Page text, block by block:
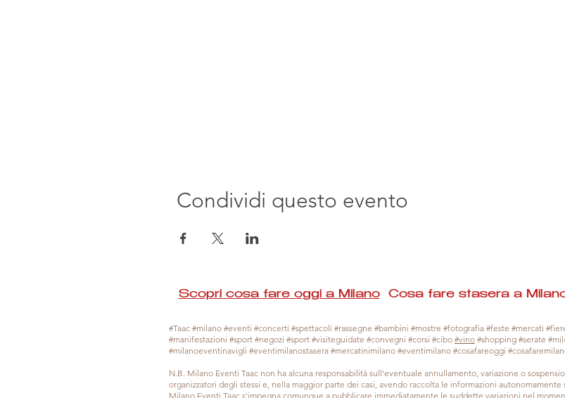
Condividi questo evento
Scopri cosa fare oggi a MilanoCosa fare stasera a
#Taac #milano #eventi #concerti #spettacoli #rassegne #bambini #mostre #fotografia #feste #mercati
#manifestazioni #sport #negozi #sport #visiteguidate #convegni #corsi #cibo #vino #shopping #serate
#milanoeventinavigli #eventimilanostasera #mercatinimilano #eventimilano #cosafareoggi
N.B. Milano Eventi Taac non ha alcuna responsabilità sull'eventuale annullamento, variazione o
organizzatori degli stessi e, nella maggior parte dei casi, avendo raccolta le informazioni
Milano Eventi Taac s'impegna comunque a pubblicare immediatamente le suddette variazioni nel